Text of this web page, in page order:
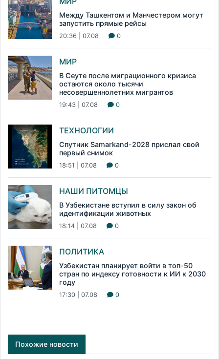
Между Ташкентом и Манчестером могут
запустить прямые рейсы
20:36 | 07.08 0
МИР
В Сеуте после миграционного кризиса
остаются около тысячи
несовершеннолетних мигрантов
19:43 | 07.08 0
ТЕХНОЛОГИИ
Спутник Samarkand-2028 прислал свой
первый снимок
18:51 | 07.08 0
НАШИ ПИТОМЦЫ
В Узбекистане вступил в силу закон об
идентификации животных
18:14 | 07.08 0
ПОЛИТИКА
Узбекистан планирует войти в топ-50
стран по индексу готовности к ИИ к 2030
году
17:30 | 07.08 0
Похожие новости